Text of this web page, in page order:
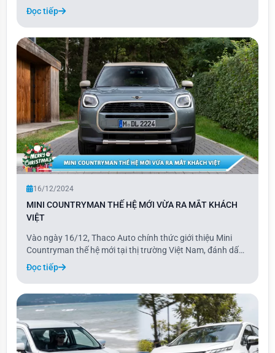
trường và dẫn đầu phân khúc crossover (CUV) cỡ B với
tổng doanh số 13.267 xe. Mức doanh số này tương đương
với trung bình khoảng 1.200 xe/tháng
Đọc tiếp
16/12/2024
MINI COUNTRYMAN THẾ HỆ MỚI VỪA RA MẮT KHÁCH
VIỆT
Vào ngày 16/12, Thaco Auto chính thức giới thiệu Mini
Countryman thế hệ mới tại thị trường Việt Nam, đánh dấu
một bước tiến mới trong dòng xe Mini. Phiên bản 2024 của
Countryman mang đến sự thay đổi toàn diện với thiết kế
tối giản đặc trưng, kết hợp cùng
Đọc tiếp